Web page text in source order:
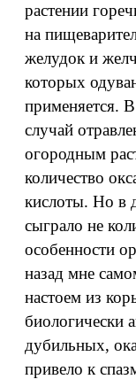
растении
на
желудок и
которых
применяется.
случай
огородным
количество
кислоты. Но в
сыграло не
особенности
назад мне
настоем из
биологически
дубильных,
привело к